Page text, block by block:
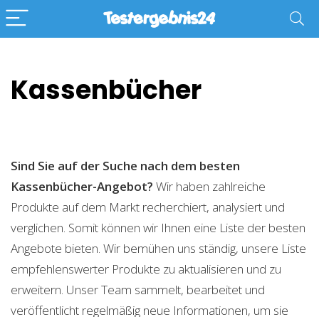
Kassenbücher
Sind Sie auf der Suche nach dem besten
Kassenbücher-Angebot? Wir haben zahlreiche
Produkte auf dem Markt recherchiert, analysiert und
verglichen. Somit können wir Ihnen eine Liste der besten
Angebote bieten. Wir bemühen uns ständig, unsere Liste
empfehlenswerter Produkte zu aktualisieren und zu
erweitern. Unser Team sammelt, bearbeitet und
veröffentlicht regelmäßig neue Informationen, um sie